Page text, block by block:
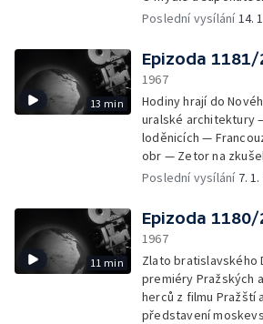
mechanizované
Budapešti — Peter
stroji — Z „Queen
— Z tréninku na
vodou — Náboženský
Patterson Singers
Poslední vysílání14.
13 min
Epizoda 1181/
1967
Hodiny hrají do
uralské architektury
loděnicích —
obr — Zetor na
výrobků z
čekají a pečenky z
Paříže — 2800
Muž s dívčím srdcem
ceny 1967 — Náš
Václava Neckáře
Poslední vysílání 7.
11 min
Epizoda 1180/
1967
Zlato bratislavského
premiéry Pražských
herců z filmu Pražští
představení